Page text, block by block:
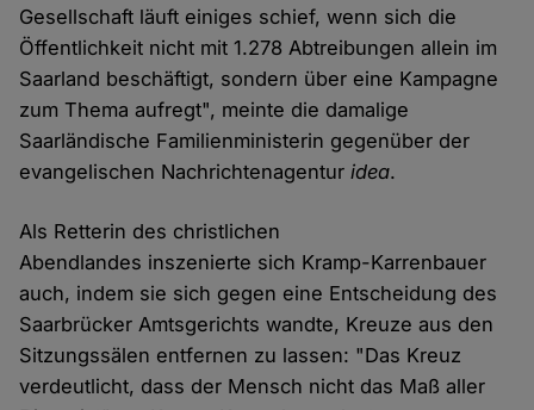
Gesellschaft läuft einiges schief, wenn sich die
Öffentlichkeit nicht mit 1.278 Abtreibungen allein im
Saarland beschäftigt, sondern über eine Kampagne
zum Thema aufregt", meinte die damalige
Saarländische Familienministerin gegenüber der
evangelischen Nachrichtenagenturidea.
Als Retterin des christlichen
Abendlandes inszenierte sich Kramp-Karrenbauer
auch, indem sie sich gegen eine Entscheidung des
Saarbrücker Amtsgerichts wandte, Kreuze aus den
Sitzungssälen entfernen zu lassen: "Das Kreuz
verdeutlicht, dass der Mensch nicht das Maß aller